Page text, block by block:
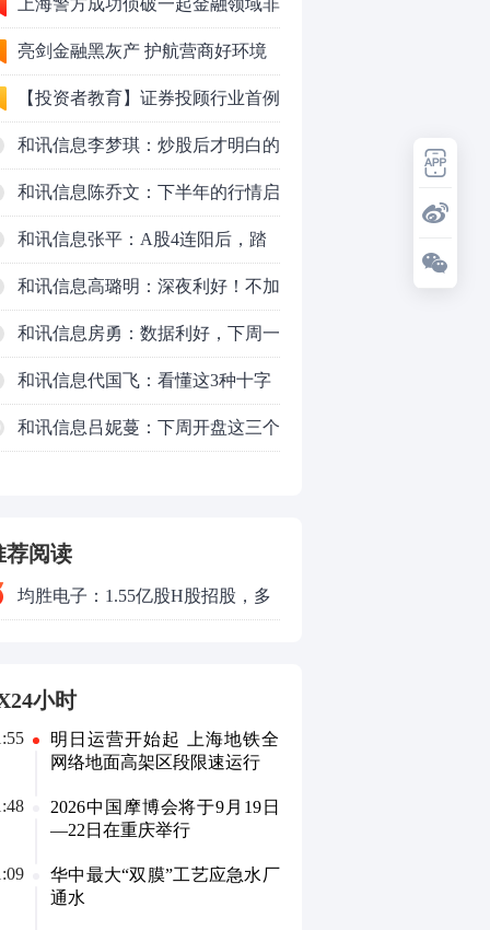
法代理维权敲诈勒索案件
亮剑金融黑灰产 护航营商好环境
——上海普陀严打“代理维权”敲诈
犯罪、筑牢金融法治屏障
【投资者教育】证券投顾行业首例
以敲诈勒索罪定罪的非法代理维权
案二审宣判，主犯获刑五年
和讯信息李梦琪：炒股后才明白的
九个人生道理
和讯信息陈乔文：下半年的行情启
动了
和讯信息张平：A股4连阳后，踏
空怎么办？结构性回补！
和讯信息高璐明：深夜利好！不加
息了？周一还能涨吗？
和讯信息房勇：数据利好，下周一
应对方案
和讯信息代国飞：看懂这3种十字
星k线形态
和讯信息吕妮蔓：下周开盘这三个
荐阅读
均胜电子：1.55亿股H股招股，多
小时
明日运营开始起 上海地铁全
网络地面高架区段限速运行
2026中国摩博会将于9月19日
—22日在重庆举行
华中最大“双膜”工艺应急水厂
通水